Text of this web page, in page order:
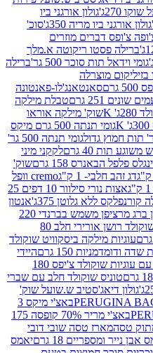
גולון אורגני ביו
מריה 350ג'
סוכ'
מוזרים
ריקוטה א.מלך
סוכר 500 גר'
ברילה
סאנטאנג'לו-פאנטונה
טבלת מילקה
שוק' מילקה אוראו
גומי תנתה 500 גרם מיקס
גומי תנתה 500 גר'
לקקני מיני
158 גרם
שוק'
1 ק"ג
cremo וופל
אצות נורי סילוור 10 דפים 25
גלוטן 375ג'
אנטון
אנטון ברג מרציפן משמש בברנדי 220
שוקולד רושן אורירי חלב 80
ביסקוויט שוקולד
גרם
היידי
טוניס שוקולד חלב עם עוגיות שוקולד צ'יפס 180
שוקולד חלב עם שברי
ש.שועל שוק'
באצ'י מיקס 3
באצ'י מריר 70% קופסה 175
טסה שובי דובי
18 גרם
יאמס